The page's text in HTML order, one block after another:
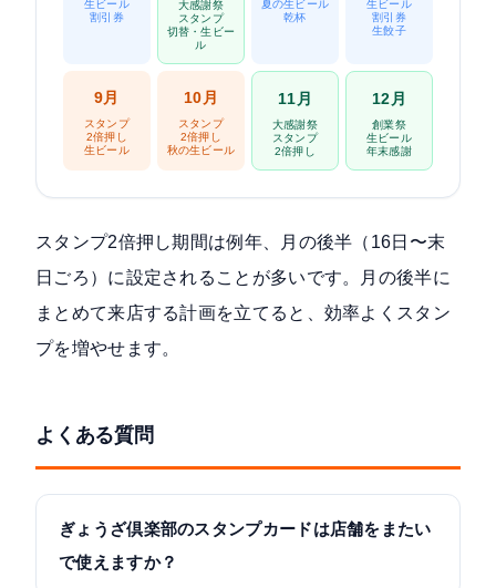
生ビール
割引券
大感謝祭
スタンプ
切替・生ビー
ル
夏の生ビール
乾杯
生ビール
割引券
生餃子
9月
スタンプ
2倍押し
生ビール
10月
スタンプ
2倍押し
秋の生ビール
11月
大感謝祭
スタンプ
2倍押し
12月
創業祭
生ビール
年末感謝
スタンプ2倍押し期間は例年、月の後半（16日〜末
日ごろ）に設定されることが多いです。月の後半に
まとめて来店する計画を立てると、効率よくスタン
プを増やせます。
よくある質問
ぎょうざ倶楽部のスタンプカードは店舗をまたい
で使えますか？